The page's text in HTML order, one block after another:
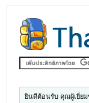
ยินดีต้อนรับ คุณผู้เยี่ยม